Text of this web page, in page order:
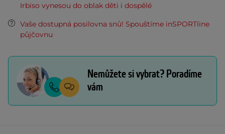
Irbiso vynesou do oblak děti i dospělé
Vaše dostupná posilovna snů! Spouštíme inSPORTline
půjčovnu
Nemůžete si vybrat? Poradíme
vám